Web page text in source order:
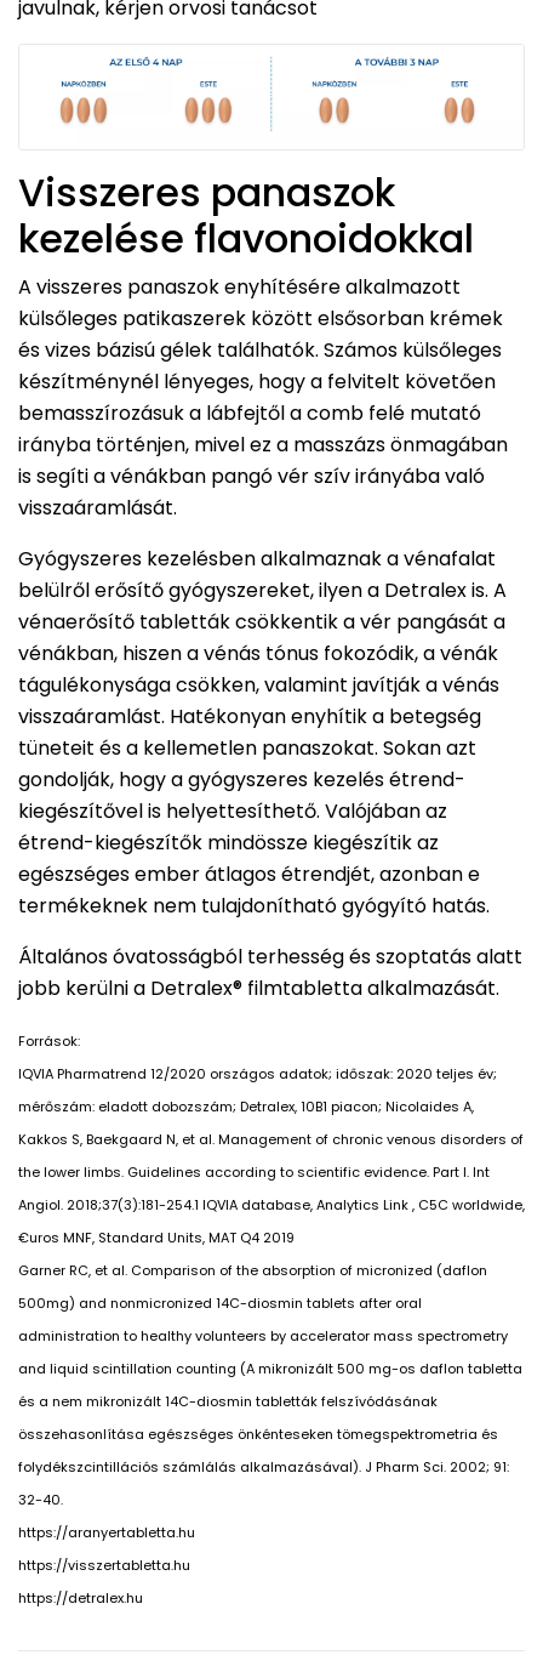
javulnak, kérjen orvosi tanácsot
Visszeres panaszok
kezelése flavonoidokkal
A visszeres panaszok enyhítésére alkalmazott
külsőleges patikaszerek között elsősorban krémek
és vizes bázisú gélek találhatók. Számos külsőleges
készítménynél lényeges, hogy a felvitelt követően
bemasszírozásuk a lábfejtől a comb felé mutató
irányba történjen, mivel ez a masszázs önmagában
is segíti a vénákban pangó vér szív irányába való
visszaáramlását.
Gyógyszeres kezelésben alkalmaznak a vénafalat
belülről erősítő gyógyszereket, ilyen a Detralex is. A
vénaerősítő tabletták csökkentik a vér pangását a
vénákban, hiszen a vénás tónus fokozódik, a vénák
tágulékonysága csökken, valamint javítják a vénás
visszaáramlást. Hatékonyan enyhítik a betegség
tüneteit és a kellemetlen panaszokat. Sokan azt
gondolják, hogy a gyógyszeres kezelés étrend-
kiegészítővel is helyettesíthető. Valójában az
étrend-kiegészítők mindössze kiegészítik az
egészséges ember átlagos étrendjét, azonban e
termékeknek nem tulajdonítható gyógyító hatás.
Általános óvatosságból terhesség és szoptatás alatt
jobb kerülni a Detralex® filmtabletta alkalmazását.
Források:
IQVIA Pharmatrend 12/2020 országos adatok; időszak: 2020 teljes év;
mérőszám: eladott dobozszám; Detralex, 10B1 piacon; Nicolaides A,
Kakkos S, Baekgaard N, et al. Management of chronic venous disorders of
the lower limbs. Guidelines according to scientific evidence. Part I. Int
Angiol. 2018;37(3):181-254.1 IQVIA database, Analytics Link , C5C worldwide,
€uros MNF, Standard Units, MAT Q4 2019
Garner RC, et al. Comparison of the absorption of micronized (daflon
500mg) and nonmicronized 14C-diosmin tablets after oral
administration to healthy volunteers by accelerator mass spectrometry
and liquid scintillation counting (A mikronizált 500 mg-os daflon tabletta
és a nem mikronizált 14C-diosmin tabletták felszívódásának
összehasonlítása egészséges önkénteseken tömegspektrometria és
folydékszcintillációs számlálás alkalmazásával). J Pharm Sci. 2002; 91:
32-40.
https://aranyertabletta.hu
https://visszertabletta.hu
https://detralex.hu